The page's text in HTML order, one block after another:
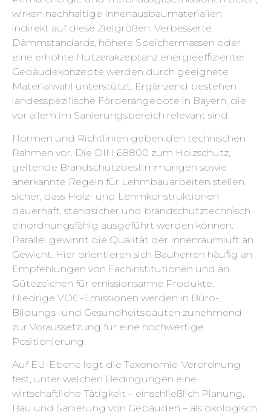
wirken nachhaltige Innenausbaumaterialien
indirekt auf diese Zielgrößen. Verbesserte
Dämmstandards, höhere Speichermassen oder
eine erhöhte Nutzerakzeptanz energieeffizienter
Gebäudekonzepte werden durch geeignete
Materialwahl unterstützt. Ergänzend bestehen
landesspezifische Förderangebote in Bayern, die
vor allem im Sanierungsbereich relevant sind.
Normen und Richtlinien geben den technischen
Rahmen vor. Die DIN 68800 zum Holzschutz,
geltende Brandschutzbestimmungen sowie
anerkannte Regeln für Lehmbauarbeiten stellen
sicher, dass Holz- und Lehmkonstruktionen
dauerhaft, standsicher und brandschutztechnisch
einordnungsfähig ausgeführt werden können.
Parallel gewinnt die Qualität der Innenraumluft an
Gewicht. Hier orientieren sich Bauherren häufig an
Empfehlungen von Fachinstitutionen und an
Gütezeichen für emissionsarme Produkte.
Niedrige VOC-Emissionen werden in Büro-,
Bildungs- und Gesundheitsbauten zunehmend
zur Voraussetzung für eine hochwertige
Positionierung.
Auf EU-Ebene legt die Taxonomie-Verordnung
fest, unter welchen Bedingungen eine
wirtschaftliche Tätigkeit – einschließlich Planung,
Bau und Sanierung von Gebäuden – als ökologisch